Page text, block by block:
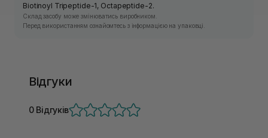
Biotinoyl Tripeptide-1, Octapeptide-2.
Склад засобу може змінюватись виробником.
Перед використанням ознайомтесь з інформацією на упаковці.
Відгуки
0 Відгуків